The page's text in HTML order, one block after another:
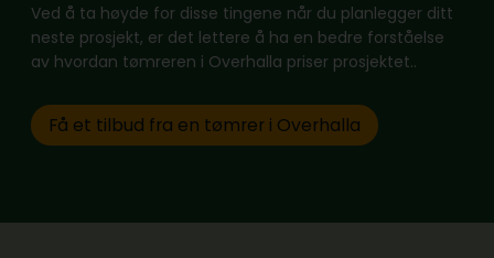
Ved å ta høyde for disse tingene når du planlegger ditt
neste prosjekt, er det lettere å ha en bedre forståelse
av hvordan tømreren i Overhalla priser prosjektet..
Få et tilbud fra en tømrer i Overhalla